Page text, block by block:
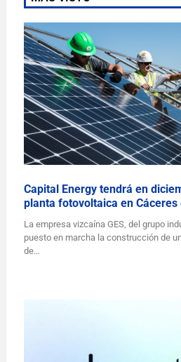
Capital Energy tendrá en
planta fotovoltaica en Cáceres
La empresa vizcaína GES, del grupo
puesto en marcha la construcción de
de…